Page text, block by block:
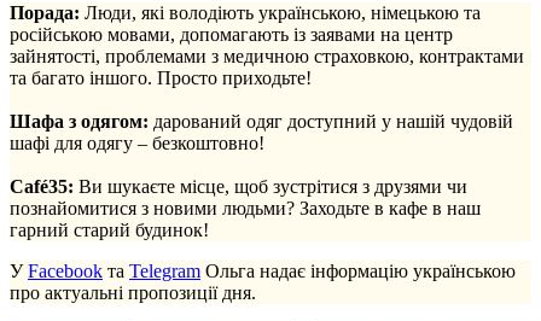
Порада: Люди, які володіють українською, німецькою та
російською мовами, допомагають із заявами на центр
зайнятості, проблемами з медичною страховкою, контрактами
та багато іншого. Просто приходьте!
Шафа з одягом: дарований одяг доступний у нашій чудовій
шафі для одягу – безкоштовно!
Café35: Ви шукаєте місце, щоб зустрітися з друзями чи
познайомитися з новими людьми? Заходьте в кафе в наш
гарний старий будинок!
УFacebook та Telegram Ольга надає інформацію українською
про актуальні пропозиції дня.